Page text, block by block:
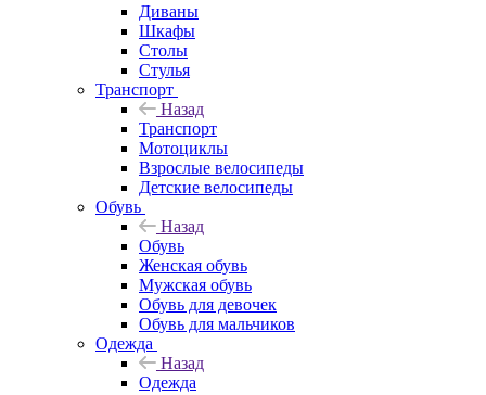
Диваны
Шкафы
Столы
Стулья
Транспорт
Назад
Транспорт
Мотоциклы
Взрослые велосипеды
Детские велосипеды
Обувь
Назад
Обувь
Женская обувь
Мужская обувь
Обувь для девочек
Обувь для мальчиков
Одежда
Назад
Одежда